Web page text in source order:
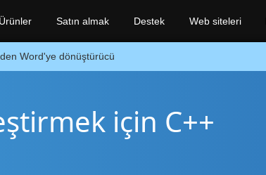
Word'ye dönüştürücü
için C++
Ürünler Satın almak Destek Web siteleri